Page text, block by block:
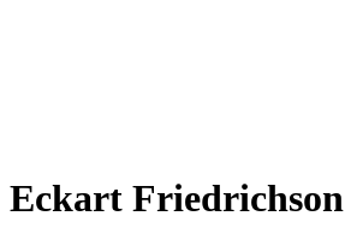
Eckart Friedrichson